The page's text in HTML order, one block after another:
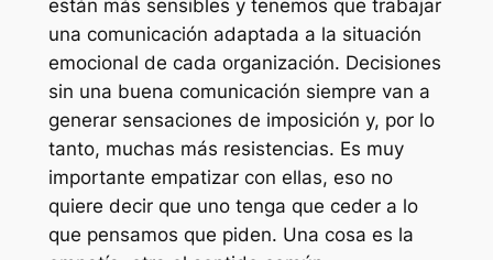
están más sensibles y tenemos que trabajar
una comunicación adaptada a la situación
emocional de cada organización. Decisiones
sin una buena comunicación siempre van a
generar sensaciones de imposición y, por lo
tanto, muchas más resistencias. Es muy
importante empatizar con ellas, eso no
quiere decir que uno tenga que ceder a lo
que pensamos que piden. Una cosa es la